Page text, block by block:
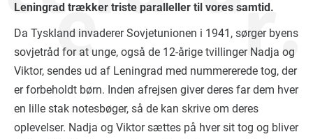
Leningrad trækker triste paralleller til vores samtid.
Da Tyskland invaderer Sovjetunionen i 1941, sørger byens
sovjetråd for at unge, også de 12-årige tvillinger Nadja og
Viktor, sendes ud af Leningrad med nummererede tog, der
er forbeholdt børn. Inden afrejsen giver deres far dem hver
en lille stak notesbøger, så de kan skrive om deres
oplevelser. Nadja og Viktor sættes på hver sit tog og bliver